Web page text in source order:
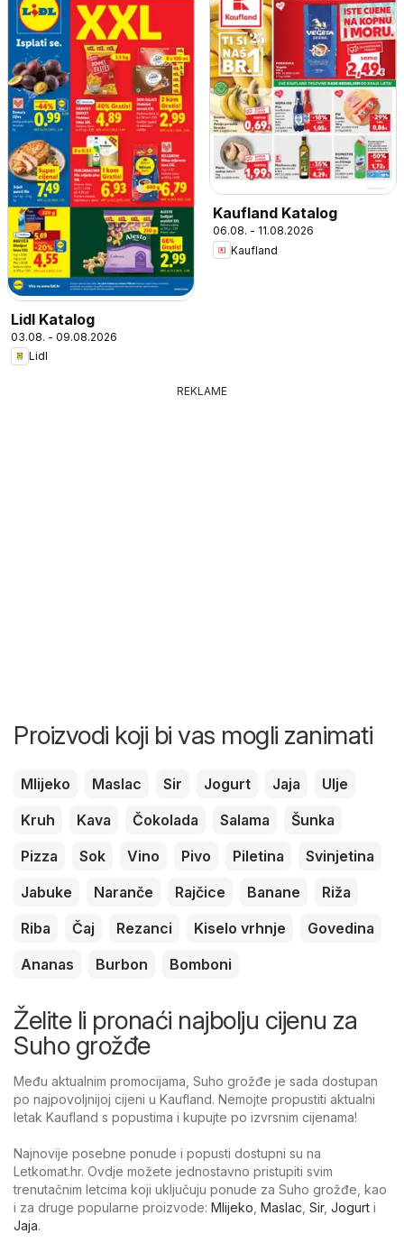
Lidl Katalog
03.08. - 09.08.2026
Lidl
Kaufland Katalog
06.08. - 11.08.2026
Kaufland
REKLAME
Proizvodi koji bi vas mogli zanimati
Mlijeko Maslac Sir Jogurt Jaja
Ulje
Kruh
Kava Čokolada Salama
Šunka
Pizza
Sok Vino Pivo Piletina
Svinjetina
Jabuke
Naranče Rajčice Banane
Riža
Riba
Čaj Rezanci Kiselo vrhnje
Govedina
Ananas
Burbon Bomboni
Želite li pronaći najbolju cijenu za
Suho grožđe
Među aktualnim promocijama, Suho grožđe je sada dostupan
po najpovoljnijoj cijeni u Kaufland. Nemojte propustiti aktualni
letak Kaufland s popustima i kupujte po izvrsnim cijenama!
Najnovije posebne ponude i popusti dostupni su na
Letkomat.hr. Ovdje možete jednostavno pristupiti svim
trenutačnim letcima koji uključuju ponude za Suho grožđe, kao
i za druge popularne proizvode: Mlijeko Maslac Sir, Jogurt i
Jaja.